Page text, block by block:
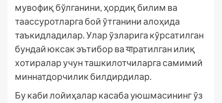
мувофиқ бўлганини, ҳордиқ билим ва
таассуротларга бой ўтганини алоҳида
таъкидладилар. Улар ўзларига кўрсатилган
бундай юксак эътибор ва याратилган илиқ
хотиралар учун ташкилотчиларга самимий
миннатдорчилик билдирдилар.
Бу каби лойиҳалар касаба уюшмасининг ўз